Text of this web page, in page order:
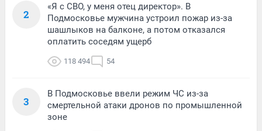
2
«Я с СВО, у меня отец директор». В
Подмосковье мужчина устроил пожар из-за
шашлыков на балконе, а потом отказался
оплатить соседям ущерб
118 494 54
3
В Подмосковье ввели режим ЧС из-за
смертельной атаки дронов по промышленной
зоне